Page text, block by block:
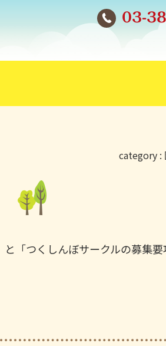
03-
category :
「つくしんぼサークルの募集